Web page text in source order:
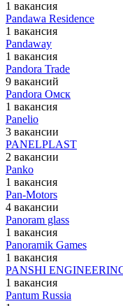
1 вакансия
Pandawa Residence
1 вакансия
Pandaway
1 вакансия
Pandora Trade
9 вакансий
Pandora Омск
1 вакансия
Panelio
3 вакансии
PANELPLAST
2 вакансии
Panko
1 вакансия
Pan-Motors
4 вакансии
Panoram glass
1 вакансия
Panoramik Games
1 вакансия
PANSHI
1 вакансия
Pantum Russia